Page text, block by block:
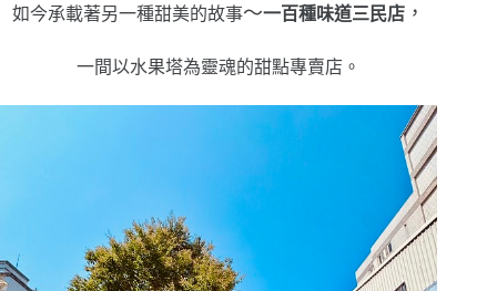
如今承載著另一種甜美的故事～一百種味道三民店 ，
一間以水果塔為靈魂的甜點專賣店。